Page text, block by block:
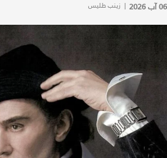
06 آب 2026 | زينب طليس